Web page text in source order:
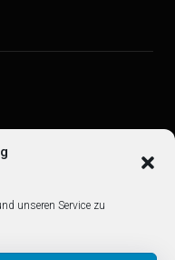
unseren Service zu